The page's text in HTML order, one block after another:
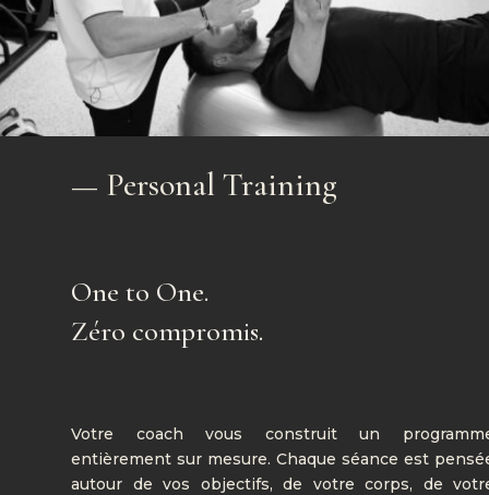
— Personal Training
One to One.
Zéro compromis.
Votre coach vous construit un
entièrement sur mesure. Chaque séance est
autour de vos objectifs, de votre corps, de